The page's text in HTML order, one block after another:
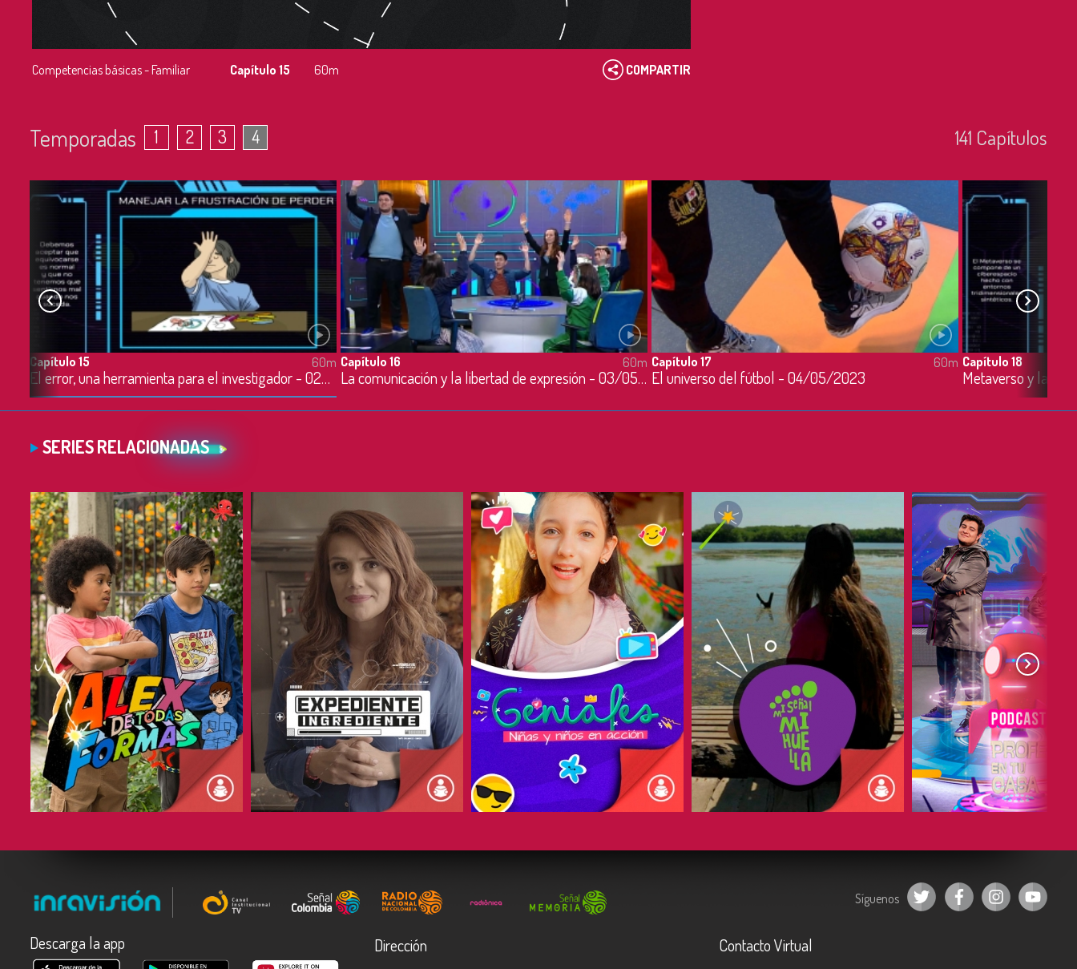
Competencias básicas - Familiar Capítulo 15 60m COMPARTIR
Temporadas 1 2 3 4 141 Capí­tulos
Capítulo 15
El error, una herramienta para el investigador - 02/05/2023
60m Capítulo 16
La comunicación y la libertad de expresión - 03/05/2023
60m Capítulo 17
El universo del fútbol - 04/05/2023
60m Capítulo 18
Metaverso y las
SERIES RELACIONADAS
COMPARTIR COMPARTIR COMPARTIR COMPARTIR COMPARTIR
Síguenos
Descarga la app Dirección Contacto Virtual